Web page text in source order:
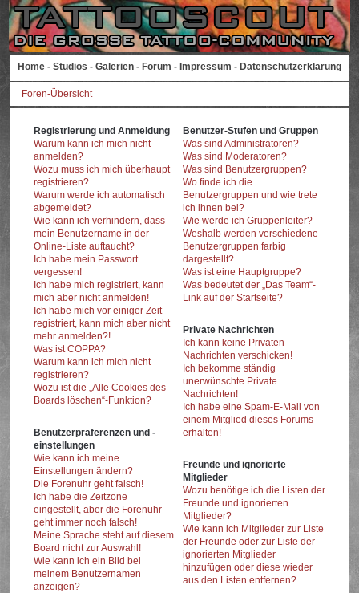
Home - Studios - Galerien - Forum - Impressum - Datenschutzerklärung
Foren-Übersicht
Registrierung und Anmeldung
Warum kann ich mich nicht
anmelden?
Wozu muss ich mich überhaupt
registrieren?
Warum werde ich automatisch
abgemeldet?
Wie kann ich verhindern, dass
mein Benutzername in der
Online-Liste auftaucht?
Ich habe mein Passwort
vergessen!
Ich habe mich registriert, kann
mich aber nicht anmelden!
Ich habe mich vor einiger Zeit
registriert, kann mich aber nicht
mehr anmelden?!
Was ist COPPA?
Warum kann ich mich nicht
registrieren?
Wozu ist die „Alle Cookies des
Boards löschen“-Funktion?
Benutzerpräferenzen und -
einstellungen
Wie kann ich meine
Einstellungen ändern?
Die Forenuhr geht falsch!
Ich habe die Zeitzone
eingestellt, aber die Forenuhr
geht immer noch falsch!
Meine Sprache steht auf diesem
Board nicht zur Auswahl!
Wie kann ich ein Bild bei
meinem Benutzernamen
anzeigen?
Benutzer-Stufen und Gruppen
Was sind Administratoren?
Was sind Moderatoren?
Was sind Benutzergruppen?
Wo finde ich die
Benutzergruppen und wie trete
ich ihnen bei?
Wie werde ich Gruppenleiter?
Weshalb werden verschiedene
Benutzergruppen farbig
dargestellt?
Was ist eine Hauptgruppe?
Was bedeutet der „Das Team“-
Link auf der Startseite?
Private Nachrichten
Ich kann keine Privaten
Nachrichten verschicken!
Ich bekomme ständig
unerwünschte Private
Nachrichten!
Ich habe eine Spam-E-Mail von
einem Mitglied dieses Forums
erhalten!
Freunde und ignorierte
Mitglieder
Wozu benötige ich die Listen der
Freunde und ignorierten
Mitglieder?
Wie kann ich Mitglieder zur Liste
der Freunde oder zur Liste der
ignorierten Mitglieder
hinzufügen oder diese wieder
aus den Listen entfernen?